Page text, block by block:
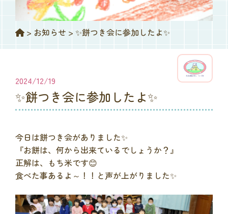
> お知らせ > ✨餅つき会に参加したよ✨
2024/12/19
✨餅つき会に参加したよ✨
今日は餅つき会がありました✨
『お餅は、何から出来ているでしょうか？』
正解は、もち米です😊
食べた事あるよ～！！と声が上がりました✨